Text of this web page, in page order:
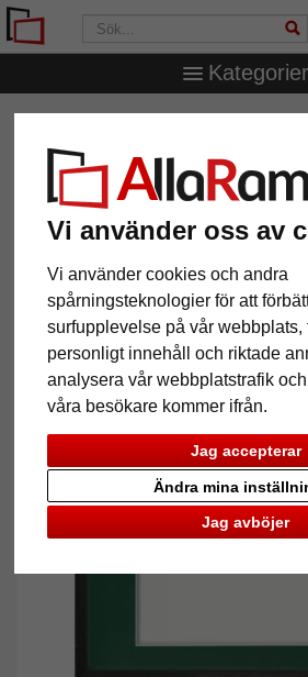
Vi använder oss av
Vi använder cookies och andra
spårningsteknologier för att
surfupplevelse på vår webbplats,
personligt innehåll och riktade
analysera vår webbplatstrafik
våra besökare kommer ifrån.
Jag accepterar
Jag avböjer
Ändra mina
Kategorier
Trikåram Economy
passepartout